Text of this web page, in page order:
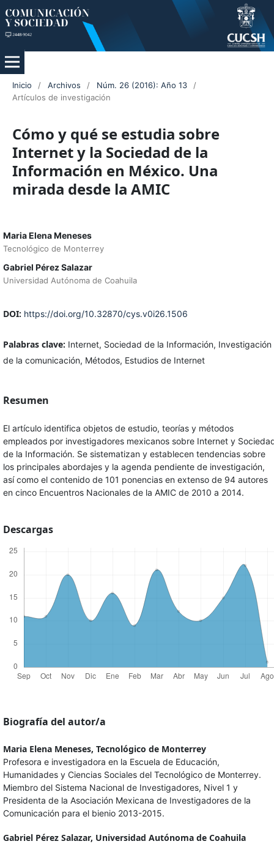
Inicio / Archivos / Núm. 26 (2016): Año 13
/
Artículos de investigación
Cómo y qué se estudia sobre
Internet y la Sociedad de la
Información en México. Una
mirada desde la AMIC
Maria Elena Meneses
Tecnológico de Monterrey
Gabriel Pérez Salazar
Universidad Autónoma de Coahuila
DOI: https://doi.org/10.32870/cys.v0i26.1506
Palabras clave: Internet, Sociedad de la Información, Investigación
de la comunicación, Métodos, Estudios de Internet
Resumen
El artículo identifica objetos de estudio, teorías y métodos
empleados por investigadores mexicanos sobre Internet y
de la Información. Se sistematizan y establecen tendencias sobre
los principales abordajes y la agenda pendiente de investigación,
así como el contenido de 101 ponencias en extenso de 94 autores
en cinco Encuentros Nacionales de la AMIC de 2010 a 2014.
Descargas
Biografía del autor/a
Maria Elena Meneses, Tecnológico de Monterrey
Profesora e investigadora en la Escuela de Educación,
Humanidades y Ciencias Sociales del Tecnológico de Monterrey.
Miembro del Sistema Nacional de Investigadores, Nivel 1 y
Presidenta de la Asociación Mexicana de Investigadores de la
Comunicación para el bienio 2013-2015.
Gabriel Pérez Salazar, Universidad Autónoma de Coahuila